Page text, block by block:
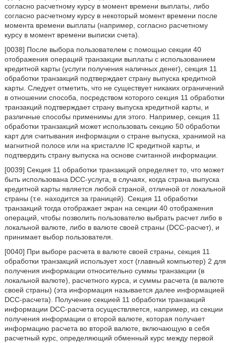
согласно расчетному курсу в момент времени выплаты, либо
согласно расчетному курсу в некоторый момент времени после
момента времени выплаты (например, согласно расчетному
курсу в момент времени выписки счета).
[0038] После выбора пользователем с помощью секции 40
отображения операций транзакции выплаты с использованием
кредитной карты (услуги получения наличных денег), секция 11
обработки транзакций подтверждает страну выпуска кредитной
карты. Следует отметить, что не существует никаких ограничений
в отношении способа, посредством которого секция 11 обработки
транзакций подтверждает страну выпуска кредитной карты, и
различные способы применимы для этого. Например, секция 11
обработки транзакций может использовать секцию 50 обработки
карт для считывания информации о стране выпуска, хранимой на
магнитной полосе или на кристалле IC кредитной карты, и
подтвердить страну выпуска на основе считанной информации.
[0039] Секция 11 обработки транзакций определяет то, что может
быть использована DCC-услуга, в случаях, когда страна выпуска
кредитной карты является любой страной, отличной от локальной
страны (т.е. находится за границей). Секция 11 обработки
транзакций тогда отображает экран на секции 40 отображения
операций, чтобы позволить пользователю выбрать расчет либо в
локальной валюте, либо в валюте своей страны (DCC-расчет), и
принимает выбор пользователя.
[0040] При выборе расчета в валюте своей страны, секция 11
обработки транзакций использует хост (главный компьютер) 2 для
получения информации относительно суммы транзакции (в
локальной валюте), расчетного курса, и суммы расчета (в валюте
своей страны) (эта информация называется далее информацией
DCC-расчета). Получение секцией 11 обработки транзакций
информации DCC-расчета осуществляется, например, из секции
получения информации о второй валюте, которая получает
информацию расчета во второй валюте, включающую в себя
расчетный курс, определяющий обменный курс между первой